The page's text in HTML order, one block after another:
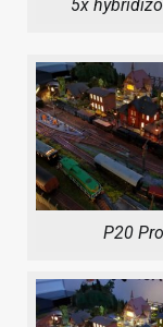
5x
P20 Pro